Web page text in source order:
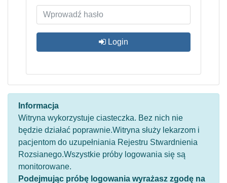
Login
Informacja
Witryna wykorzystuje ciasteczka. Bez nich nie
będzie działać poprawnie.Witryna służy lekarzom i
pacjentom do uzupełniania Rejestru Stwardnienia
Rozsianego.Wszystkie próby logowania się są
monitorowane.
Podejmując próbę logowania wyrażasz zgodę na